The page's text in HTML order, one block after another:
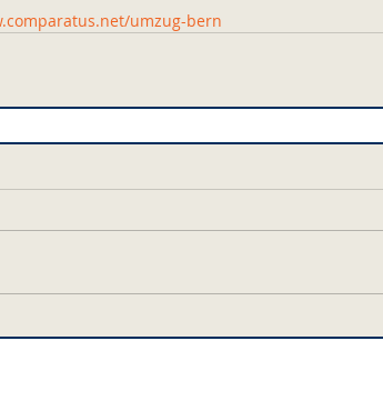
umzug-bern